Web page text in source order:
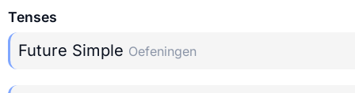
Tenses
Future Simple Oefeningen